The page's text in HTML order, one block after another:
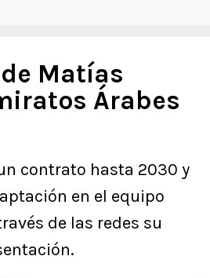
Matías
Árabes
contrato hasta 2030 y
en el equipo
de las redes su